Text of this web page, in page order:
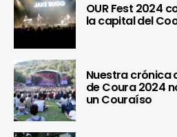
OUR Fest 2024
la capital del
Nuestra crónica
de Coura 2024
un Couraíso